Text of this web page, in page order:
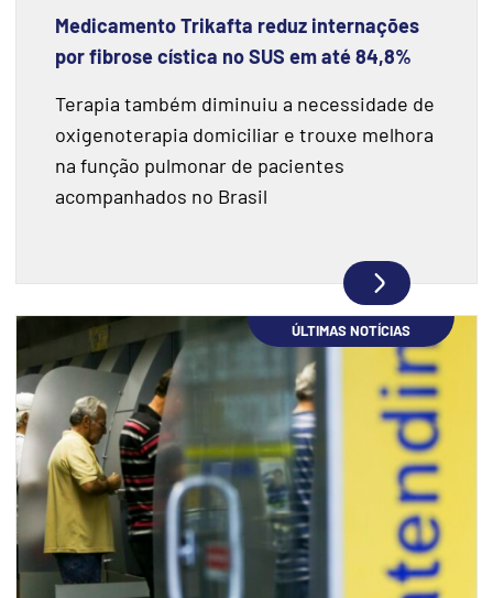
Medicamento Trikafta reduz internações
por fibrose cística no SUS em até 84,8%
Terapia também diminuiu a necessidade de
oxigenoterapia domiciliar e trouxe melhora
na função pulmonar de pacientes
acompanhados no Brasil
ÚLTIMAS NOTÍCIAS